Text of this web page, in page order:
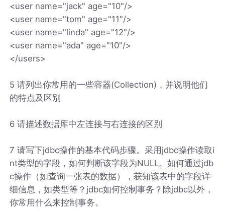
<user name="jack" age="10"/>
<user name="tom" age="11"/>
<user name="linda" age="12"/>
<user name="ada" age="10"/>
</users>
5 请列出你常用的一些容器(Collection)，并说明他们
的特点及区别
6 请描述数据库中左连接与右连接的区别
7 请写下jdbc操作的基本代码步骤。采用jdbc操作读取i
nt类型的字段，如何判断该字段为NULL。如何通过jdb
c操作（如查询一张表的数据），获知该表中的字段详
细信息，如类型等？jdbc如何控制事务？除jdbc以外，
你常用什么来控制事务。